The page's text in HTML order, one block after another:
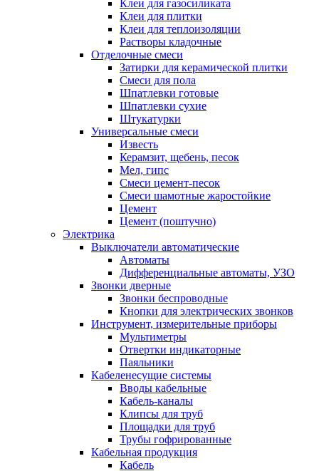
Клеи для газосиликата
Клеи для плитки
Клеи для теплоизоляции
Растворы кладочные
Отделочные смеси
Затирки для керамической плитки
Смеси для пола
Шпатлевки готовые
Шпатлевки сухие
Штукатурки
Универсальные смеси
Известь
Керамзит, щебень, песок
Мел, гипс
Смеси цемент-песок
Смеси шамотные жаростойкие
Цемент
Цемент (поштучно)
Электрика
Выключатели автоматические
Автоматы
Дифференциальные автоматы, УЗО
Звонки дверные
Звонки беспроводные
Кнопки для электрических звонков
Инструмент, измерительные приборы
Мультиметры
Отвертки индикаторные
Паяльники
Кабеленесущие системы
Вводы кабельные
Кабель-каналы
Клипсы для труб
Площадки для труб
Трубы гофрированные
Кабельная продукция
Кабель